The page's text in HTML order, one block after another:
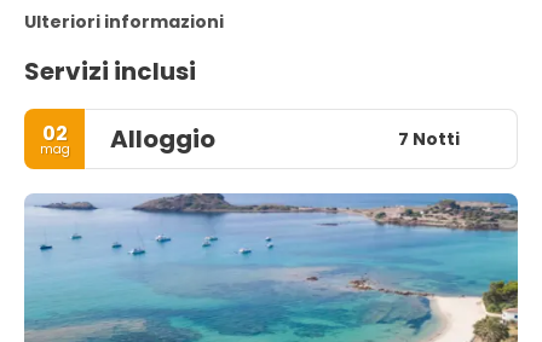
Ulteriori informazioni
Servizi inclusi
02
mag Alloggio 7 Notti